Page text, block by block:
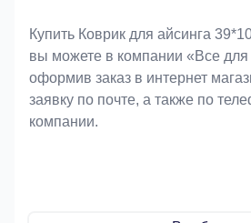
Купить Коврик для айсинга
вы можете в компании «Bce для
оформив заказ в интернет
заявку по почте, а также по
компании.